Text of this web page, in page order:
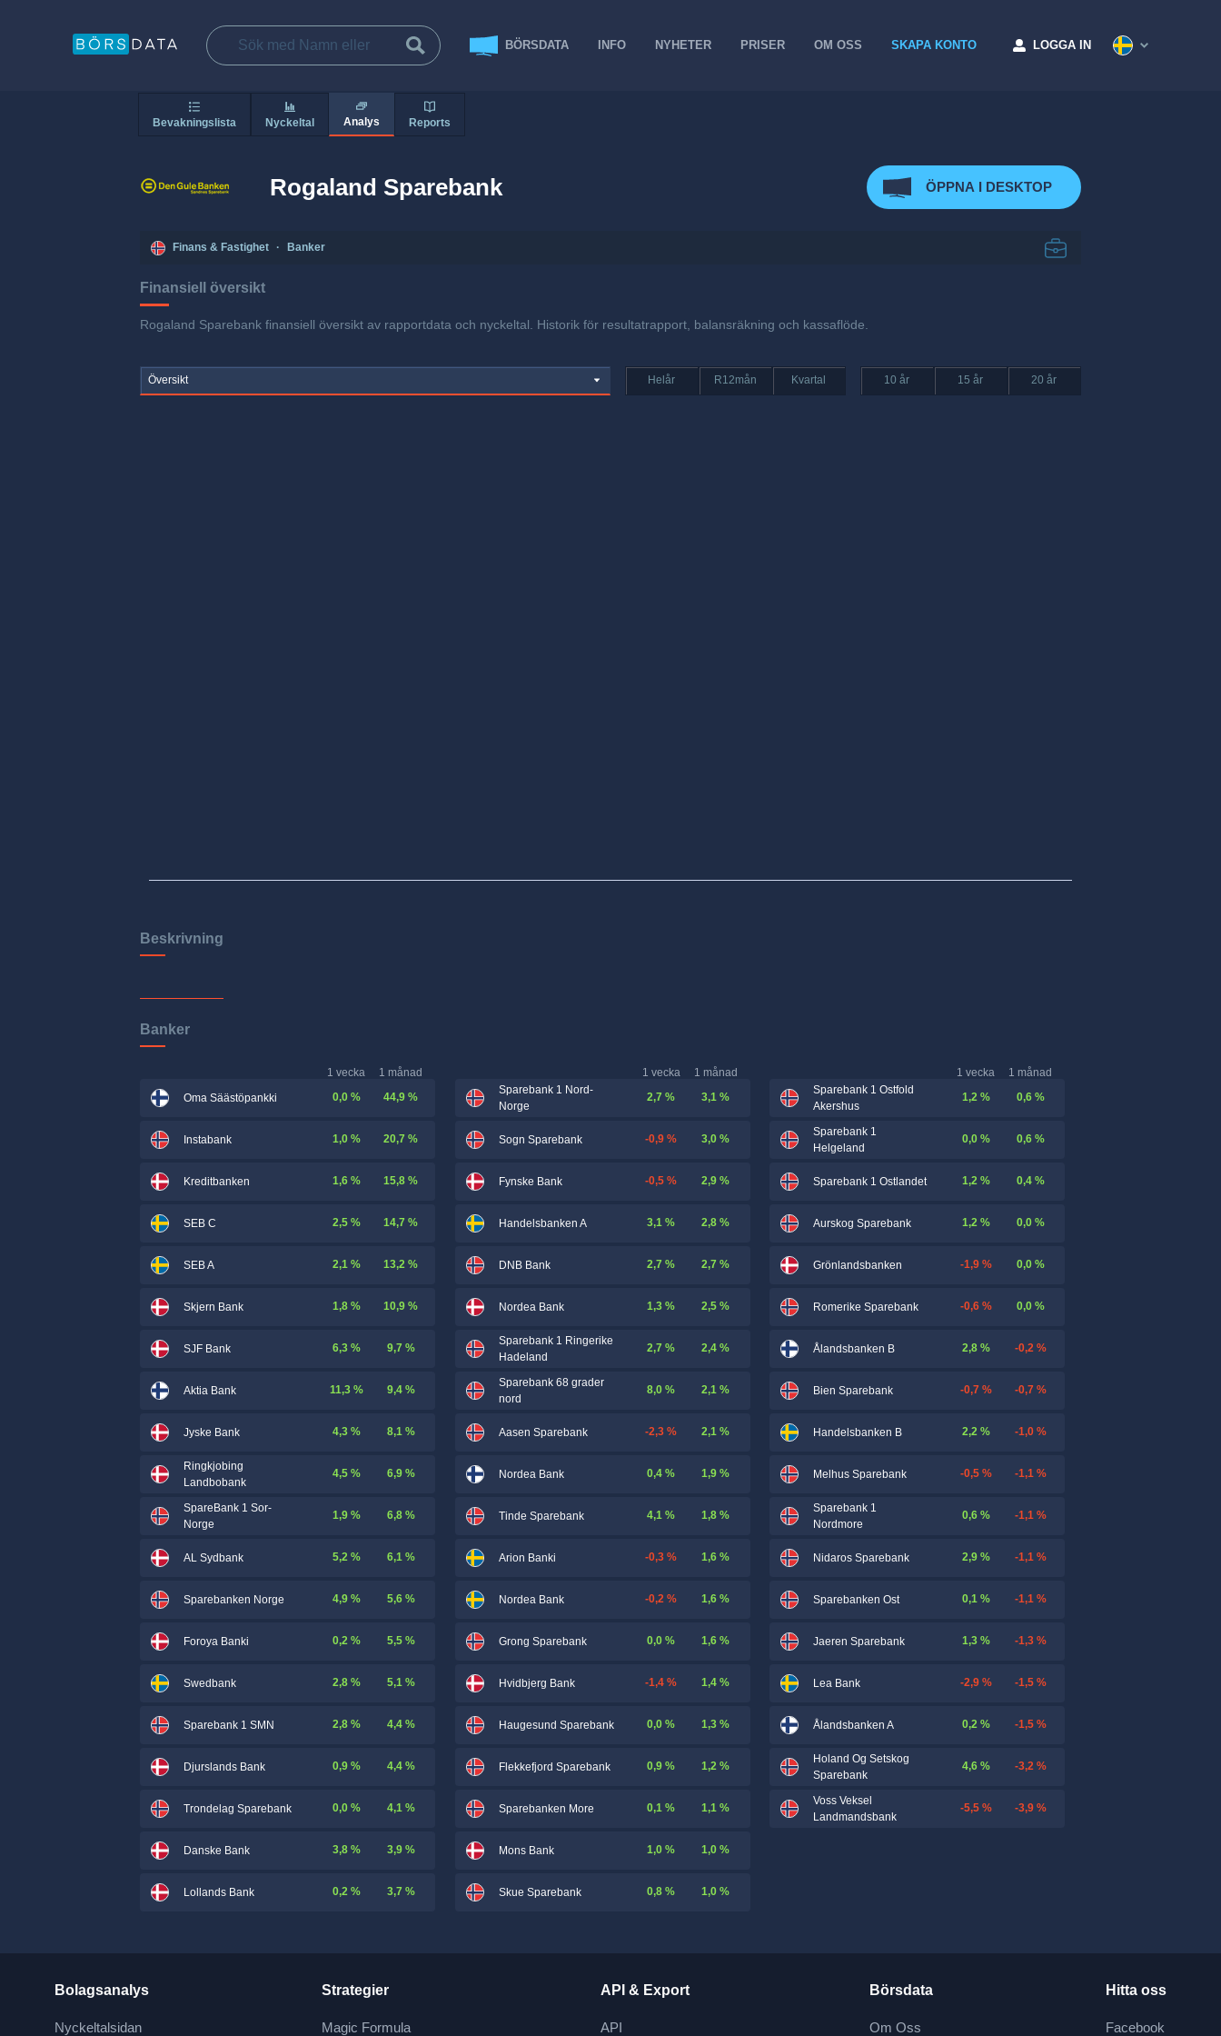
BÖRSDATA INFO NYHETER PRISER OM OSS SKAPA KONTO LOGGA IN
Bevakningslista Nyckeltal Analys Reports
Rogaland Sparebank ÖPPNA I DESKTOP
Finans & Fastighet · Banker
Finansiell översikt
Rogaland Sparebank finansiell översikt av rapportdata och nyckeltal. Historik för resultatrapport, balansräkning och kassaflöde.
Översikt Helår R12mån Kvartal 10 år 15 år 20 år
Beskrivning
Banker
1 vecka
1 månad
Oma Säästöpankki
0,0 % 44,9 %
Instabank 1,0 % 20,7 %
Kreditbanken 1,6 % 15,8 %
SEB C 2,5 % 14,7 %
SEB A 2,1 % 13,2 %
Skjern Bank 1,8 % 10,9 %
SJF Bank 6,3 % 9,7 %
Aktia Bank 11,3 % 9,4 %
Jyske Bank 4,3 % 8,1 %
Ringkjobing
Landbobank
4,5 % 6,9 %
SpareBank 1 Sor-
Norge
1,9 % 6,8 %
AL Sydbank 5,2 % 6,1 %
Sparebanken Norge 4,9 % 5,6 %
Foroya Banki 0,2 % 5,5 %
Swedbank 2,8 % 5,1 %
Sparebank 1 SMN 2,8 % 4,4 %
Djurslands Bank 0,9 % 4,4 %
Trondelag Sparebank 0,0 % 4,1 %
Danske Bank 3,8 % 3,9 %
Lollands Bank 0,2 % 3,7 %
1 vecka
1 månad
Sparebank 1 Nord-
Norge
2,7 % 3,1 %
Sogn Sparebank -0,9 % 3,0 %
Fynske Bank -0,5 % 2,9 %
Handelsbanken A 3,1 % 2,8 %
DNB Bank 2,7 % 2,7 %
Nordea Bank 1,3 % 2,5 %
Sparebank 1 Ringerike
Hadeland
2,7 % 2,4 %
Sparebank 68 grader
nord
8,0 % 2,1 %
Aasen Sparebank -2,3 % 2,1 %
Nordea Bank 0,4 % 1,9 %
Tinde Sparebank 4,1 % 1,8 %
Arion Banki -0,3 % 1,6 %
Nordea Bank -0,2 % 1,6 %
Grong Sparebank 0,0 % 1,6 %
Hvidbjerg Bank -1,4 % 1,4 %
Haugesund Sparebank 0,0 % 1,3 %
Flekkefjord Sparebank 0,9 % 1,2 %
Sparebanken More 0,1 % 1,1 %
Mons Bank 1,0 % 1,0 %
Skue Sparebank 0,8 % 1,0 %
1 vecka
1 månad
Sparebank 1 Ostfold
Akershus
1,2 % 0,6 %
Sparebank 1
Helgeland
0,0 % 0,6 %
Sparebank 1 Ostlandet 1,2 % 0,4 %
Aurskog Sparebank 1,2 % 0,0 %
Grönlandsbanken -1,9 % 0,0 %
Romerike Sparebank -0,6 % 0,0 %
Ålandsbanken B 2,8 % -0,2 %
Bien Sparebank -0,7 % -0,7 %
Handelsbanken B 2,2 % -1,0 %
Melhus Sparebank -0,5 % -1,1 %
Sparebank 1
Nordmore
0,6 % -1,1 %
Nidaros Sparebank 2,9 % -1,1 %
Sparebanken Ost 0,1 % -1,1 %
Jaeren Sparebank 1,3 % -1,3 %
Lea Bank -2,9 % -1,5 %
Ålandsbanken A 0,2 % -1,5 %
Holand Og Setskog
Sparebank
4,6 % -3,2 %
Voss Veksel
Landmandsbank
-5,5 % -3,9 %
Bolagsanalys
Nyckeltalsidan
Strategier
Magic Formula
API & Export
API
Börsdata
Om Oss
Hitta oss
Facebook